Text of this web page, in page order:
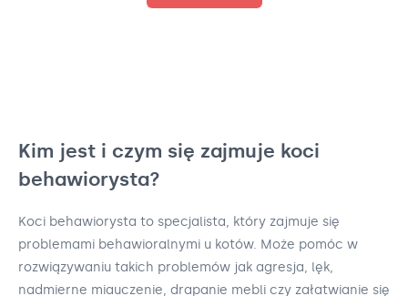
Kim jest i czym się zajmuje koci
behawiorysta?
Koci behawiorysta to specjalista, który zajmuje się
problemami behawioralnymi u kotów. Może pomóc w
rozwiązywaniu takich problemów jak agresja, lęk,
nadmierne miauczenie, drapanie mebli czy załatwianie się